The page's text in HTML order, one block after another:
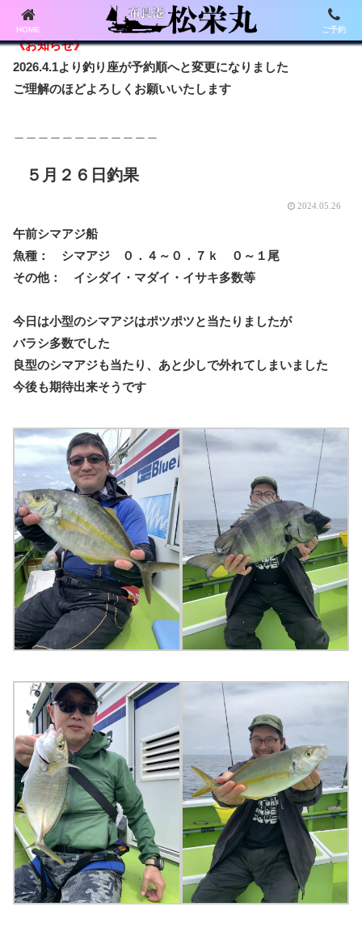
《お知らせ》
2026.4.1より釣り座が予約順へと変更になりました
ご理解のほどよろしくお願いいたします
５月２６日釣果
2024.05.26
午前シマアジ船
魚種： シマアジ ０．４～０．７ｋ ０～１尾
その他： イシダイ・マダイ・イサキ多数等
今日は小型のシマアジはポツポツと当たりましたが
バラシ多数でした
良型のシマアジも当たり、あと少しで外れてしまいました
今後も期待出来そうです
HOME ご予約